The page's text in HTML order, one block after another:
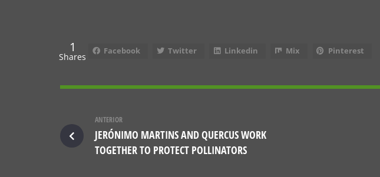
1
Shares
Facebook Twitter Linkedin Mix Pinterest
ANTERIOR
JERÓNIMO MARTINS AND QUERCUS WORK
TOGETHER TO PROTECT POLLINATORS